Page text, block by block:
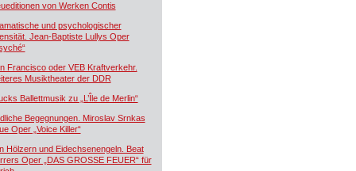
von Werken Contis
und psychologischer
Jean-Baptiste Lullys Oper
Francisco oder VEB Kraftverkehr.
Musiktheater der DDR
Ballettmusik zu „L’Île de Merlin“
Begegnungen. Miroslav Srnkas
Oper „Voice Killer“
Hölzern und Eidechsenengeln. Beat
Oper „DAS GROSSE FEUER“ für